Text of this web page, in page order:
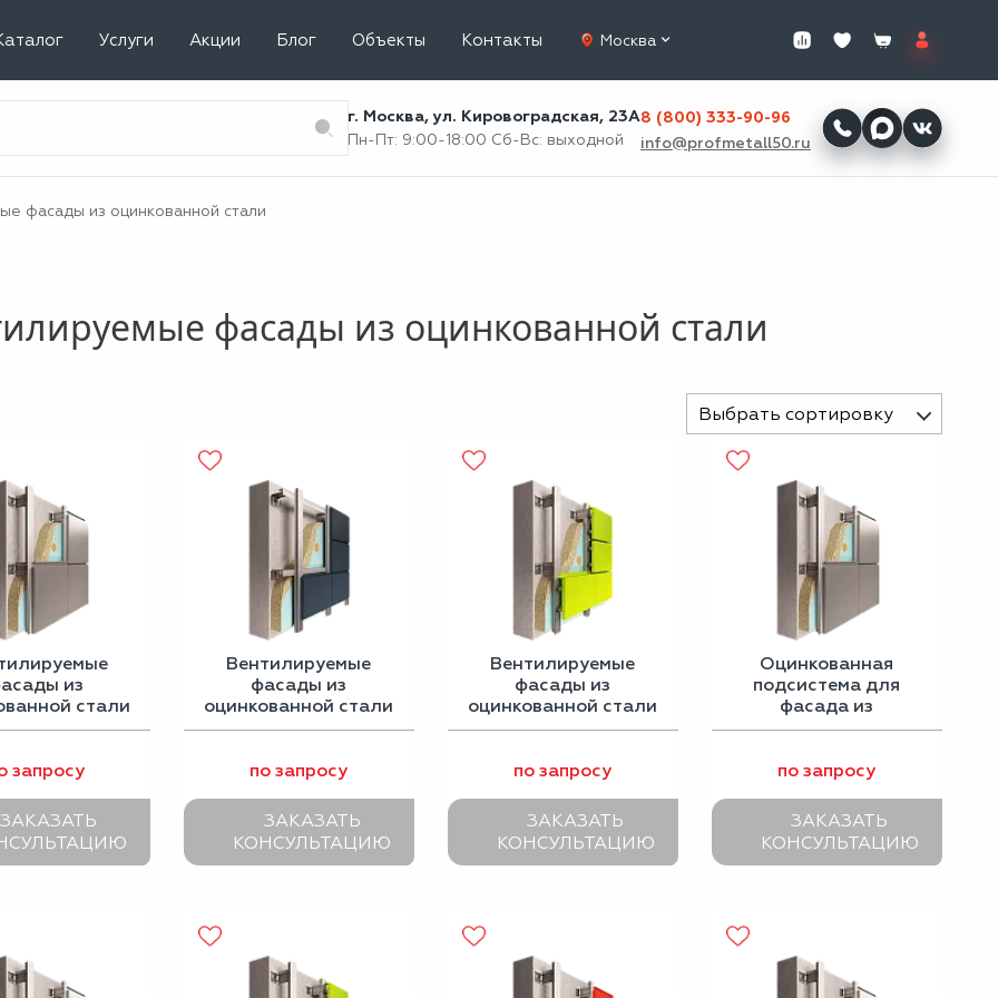
Услуги Акции Блог Объекты Контакты Москва
г. Москва, ул. Кировоградская, 23А
Пн-Пт: 9:00-18:00 Сб-Вс: выходной
8 (800) 333-90-96
info@profmetall50.ru
фасады из оцинкованной стали
фасады из оцинкованной стали
Выбрать сортировку
из
стали
запросу
ЗАКАЗАТЬ
Вентилируемые
фасады из
оцинкованной стали
с полимерным
по запросу
ЗАКАЗАТЬ
КОНСУЛЬТАЦИЮ
Вентилируемые
фасады из
оцинкованной стали
с порошковым
по запросу
ЗАКАЗАТЬ
КОНСУЛЬТАЦИЮ
Оцинкованная
подсистема для
фасада из
металлокассет
по запросу
ЗАКАЗАТЬ
КОНСУЛЬТАЦИЮ